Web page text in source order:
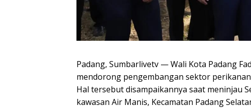
Padang, Sumbarlivetv — Wali Kota Padang
mendorong pengembangan sektor
Hal tersebut disampaikannya saat meninjau
kawasan Air Manis, Kecamatan Padang